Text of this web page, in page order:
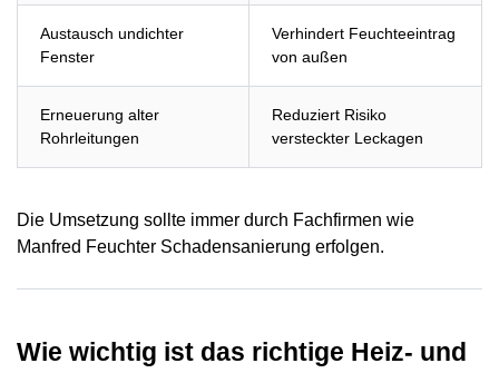
Austausch undichter
Fenster
Verhindert Feuchteeintrag
von außen
Erneuerung alter
Rohrleitungen
Reduziert Risiko
versteckter Leckagen
Die Umsetzung sollte immer durch Fachfirmen wie
Manfred Feuchter Schadensanierung erfolgen.
Wie wichtig ist das richtige Heiz- und